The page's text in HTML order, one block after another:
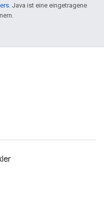
. Java ist eine eingetragene